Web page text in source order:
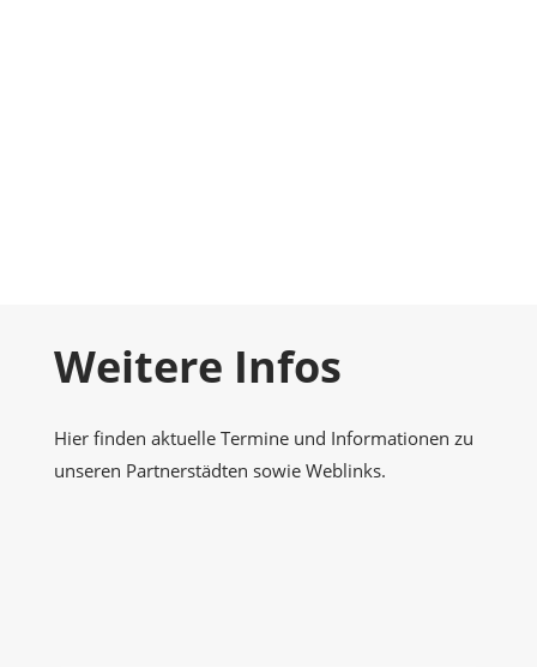
Weitere Infos
Hier finden aktuelle Termine und Informationen zu
unseren Partnerstädten sowie Weblinks.